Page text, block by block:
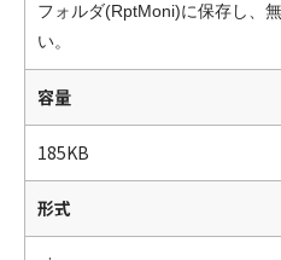
フォルダ(RptMoni)に保存し、
い。
容量
185KB
形式